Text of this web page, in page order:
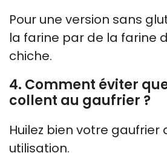
Pour une version sans
la farine par de la farine
chiche.
4. Comment éviter
collent au gaufrier ?
Huilez bien votre
utilisation.